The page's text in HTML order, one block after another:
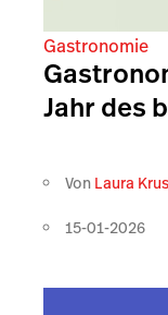
Gastronomie
Jahr des
Von Laura
15-01-2026